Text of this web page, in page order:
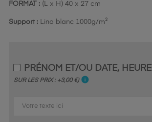
FORMAT : (L x H) 40 x 27 cm
Support : Lino blanc 1000g/m²
PRÉNOM ET/OU DATE, HEURE
SUR LES PRIX : +3,00 €) info